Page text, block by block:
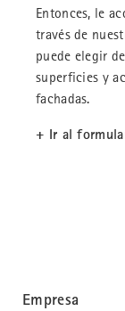
Entonces, le
través de
puede elegir
superficies y
fachadas.
+ Ir al
Empresa